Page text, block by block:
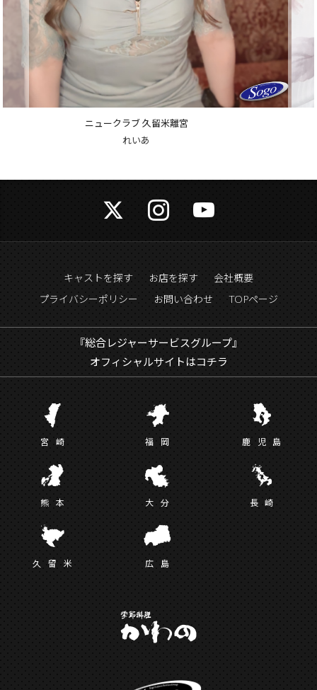
ニュークラブ 久留米離宮
キャストを探す お店を探す
会社概要
プライバシーポリシー
お問い合わせ TOPページ
『総合レジャーサービスグループ』
オフィシャルサイトはコチラ
宮 崎 福 岡 鹿児 島
熊 本 大 分 長崎
久留 米 広 島